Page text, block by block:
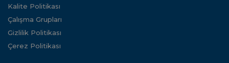
Kalite Politikası
Çalışma Grupları
Gizlilik Politikası
Çerez Politikası